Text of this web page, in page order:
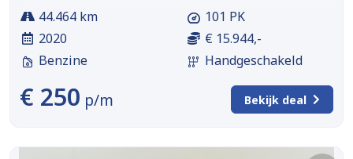
44.464 km
2020
Benzine
101 PK
€ 15.944,-
Handgeschakeld
€ 250 p/m Bekijk deal